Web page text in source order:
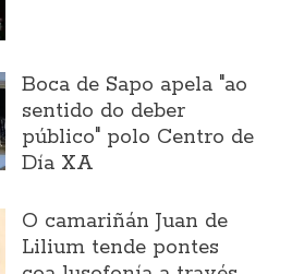
Boca de Sapo apela "ao
sentido do deber
público" polo Centro de
Día XA
O camariñán Juan de
Lilium tende pontes